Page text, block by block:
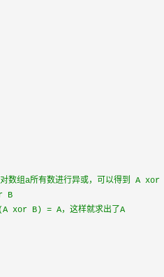
对数组a所有数进行异或，可以得到 A
B
xor B) = A，这样就求出了A